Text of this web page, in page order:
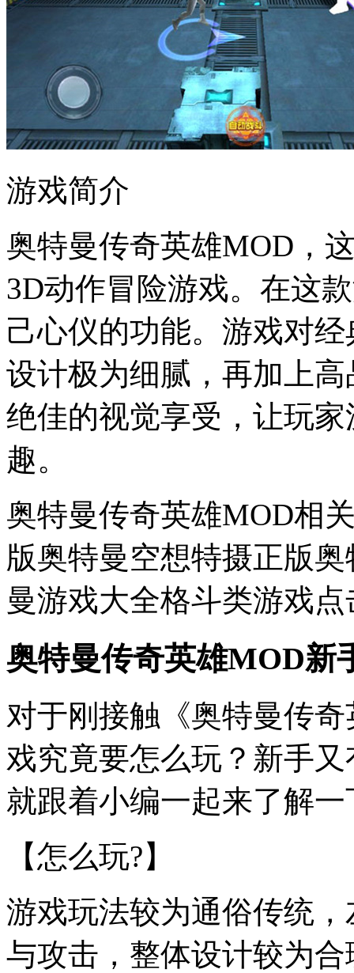
游戏简介
奥特曼传奇英雄MOD，
3D动作冒险游戏。在这
己心仪的功能。游戏对
设计极为细腻，再加上
绝佳的视觉享受，让玩
趣。
奥特曼传奇英雄MOD相
版奥特曼空想特摄正版
曼游戏大全格斗类游戏
奥特曼传奇英雄MOD新
对于刚接触《奥特曼传
戏究竟要怎么玩？新手
就跟着小编一起来了解一
【怎么玩?】
游戏玩法较为通俗传统
与攻击，整体设计较为